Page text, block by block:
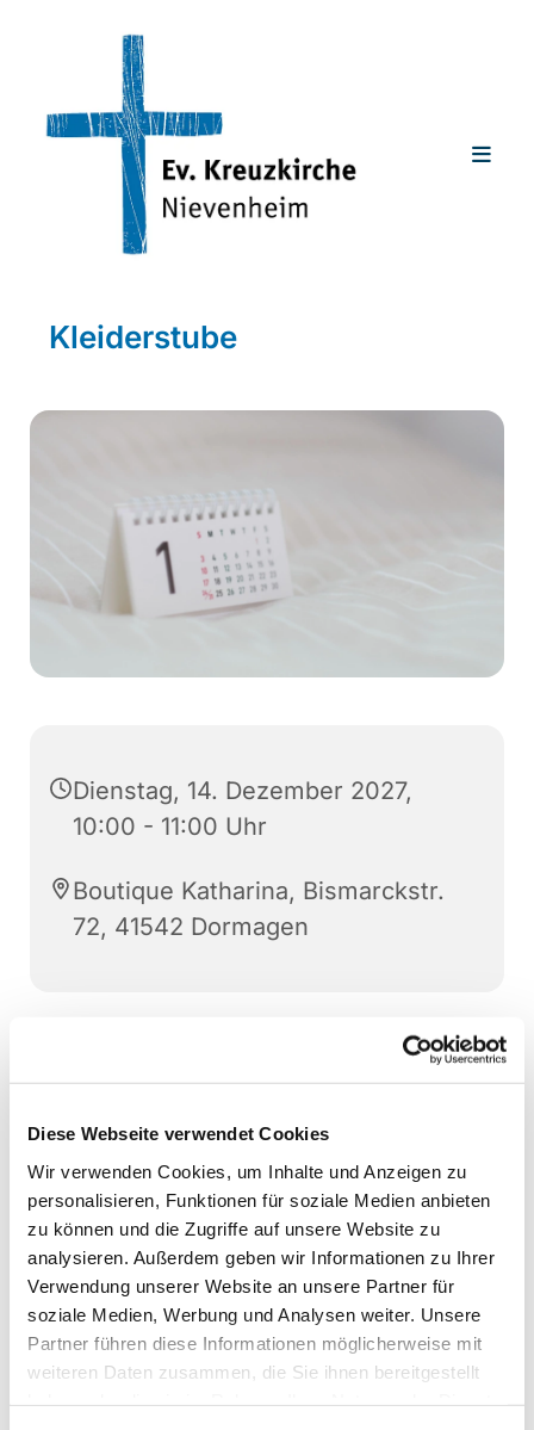
Diese Webseite verwendet Cookies
Wir verwenden Cookies, um Inhalte und Anzeigen zu
personalisieren, Funktionen für soziale Medien anbieten
zu können und die Zugriffe auf unsere Website zu
analysieren. Außerdem geben wir Informationen zu Ihrer
Verwendung unserer Website an unsere Partner für
soziale Medien, Werbung und Analysen weiter. Unsere
Partner führen diese Informationen möglicherweise mit
weiteren Daten zusammen, die Sie ihnen bereitgestellt
Kleiderstube
Dienstag, 14. Dezember 2027,
10:00 - 11:00 Uhr
Boutique Katharina, Bismarckstr.
72, 41542 Dormagen